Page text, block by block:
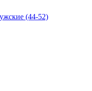
(44-52)